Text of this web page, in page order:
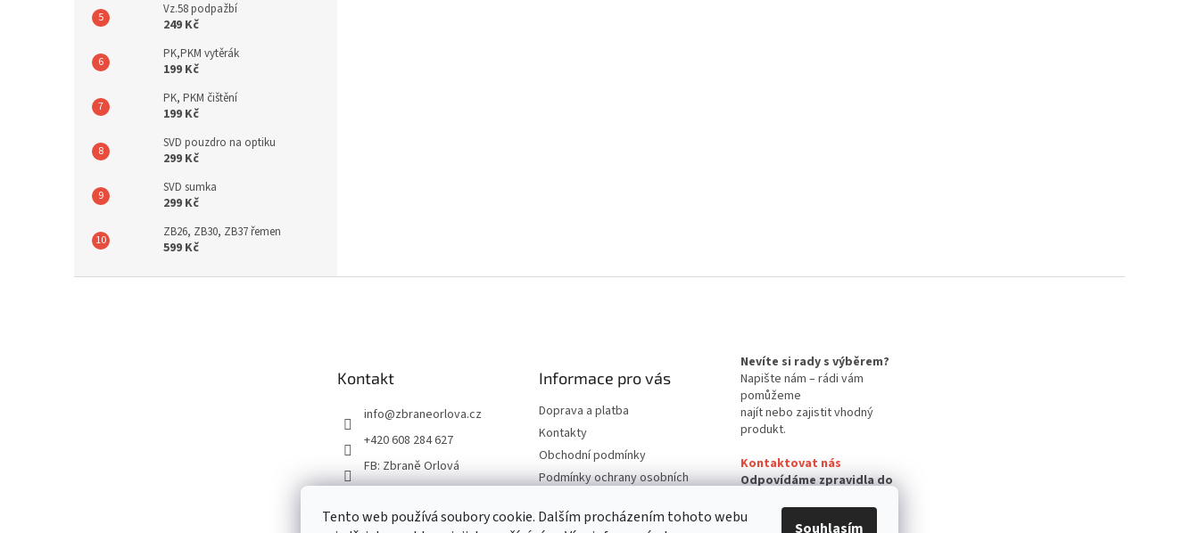
Tento web používá soubory cookie. Dalším procházením tohoto webu
Souhlasím
Vz.58 podpažbí
249 Kč
PK,PKM vytěrák
199 Kč
PK, PKM čištění
199 Kč
SVD pouzdro na optiku
299 Kč
SVD sumka
299 Kč
ZB26, ZB30, ZB37 řemen
599 Kč
Kontakt
info@zbraneorlova.cz
+420 608 284 627
FB: Zbraně Orlová
Informace pro vás
Doprava a platba
Kontakty
Obchodní podmínky
Podmínky ochrany osobních
Reklamační řád
Nevíte si rady s výběrem?
Napište nám – rádi vám
pomůžeme
najít nebo zajistit vhodný
produkt.
Kontaktovat nás
Odpovídáme zpravidla do